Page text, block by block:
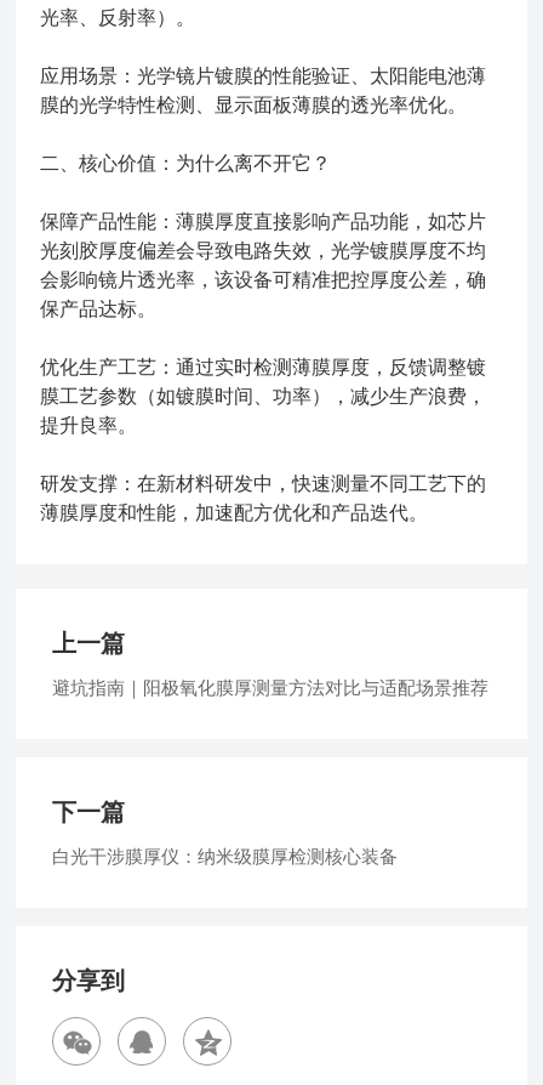
光率、反射率）。
应用场景：光学镜片镀膜的性能验证、太阳能电池薄
膜的光学特性检测、显示面板薄膜的透光率优化。
二、核心价值：为什么离不开它？
保障产品性能：薄膜厚度直接影响产品功能，如芯片
光刻胶厚度偏差会导致电路失效，光学镀膜厚度不均
会影响镜片透光率，该设备可精准把控厚度公差，确
保产品达标。
优化生产工艺：通过实时检测薄膜厚度，反馈调整镀
膜工艺参数（如镀膜时间、功率），减少生产浪费，
提升良率。
研发支撑：在新材料研发中，快速测量不同工艺下的
薄膜厚度和性能，加速配方优化和产品迭代。
上一篇
避坑指南｜阳极氧化膜厚测量方法对比与适配场景推荐
下一篇
白光干涉膜厚仪：纳米级膜厚检测核心装备
分享到